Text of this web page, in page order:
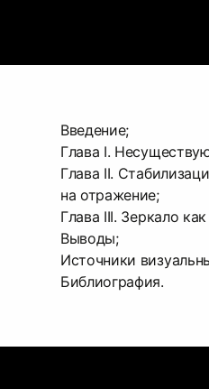
Введение;
Глава I.
Глава II.
на отражение;
Глава III. Зеркало
Выводы;
Источники
Библиография.